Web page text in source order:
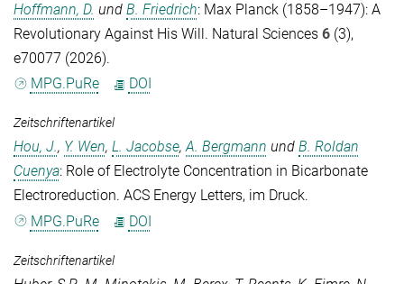
Hoffmann, D. und B. Friedrich: Max Planck (1858–1947): A
Revolutionary Against His Will. Natural Sciences 6 (3),
e70077 (2026).
MPG.PuRe
DOI
Zeitschriftenartikel
Hou, J., Y. Wen, L. Jacobse,A. Bergmann und B. Roldan
Cuenya: Role of Electrolyte Concentration in Bicarbonate
Electroreduction. ACS Energy Letters, im Druck.
MPG.PuRe
DOI
Zeitschriftenartikel